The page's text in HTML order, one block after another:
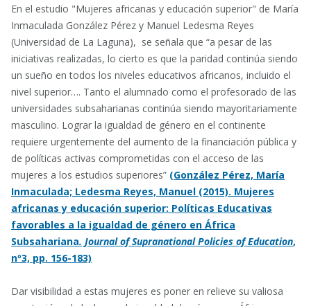
En el estudio "Mujeres africanas y educación superior" de María
Inmaculada González Pérez y Manuel Ledesma Reyes
(Universidad de La Laguna), se señala que “a pesar de las
iniciativas realizadas, lo cierto es que la paridad continúa siendo
un sueño en todos los niveles educativos africanos, incluido el
nivel superior…. Tanto el alumnado como el profesorado de las
universidades subsaharianas continúa siendo mayoritariamente
masculino. Lograr la igualdad de género en el continente
requiere urgentemente del aumento de la financiación pública y
de políticas activas comprometidas con el acceso de las
mujeres a los estudios superiores” (González Pérez, María
Inmaculada; Ledesma Reyes, Manuel (2015). Mujeres
africanas y educación superior: Políticas Educativas
favorables a la igualdad de género en África
Subsahariana. Journal of Supranational Policies of Education,
nº3, pp. 156-183)
Dar visibilidad a estas mujeres es poner en relieve su valiosa